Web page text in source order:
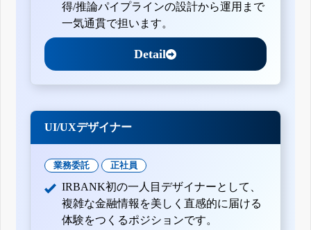
得/推論パイプラインの設計から運用まで
一気通貫で担います。
Detail
UI/UXデザイナー
業務委託 正社員
IRBANK初の一人目デザイナーとして、
複雑な金融情報を美しく直感的に届ける
体験をつくるポジションです。